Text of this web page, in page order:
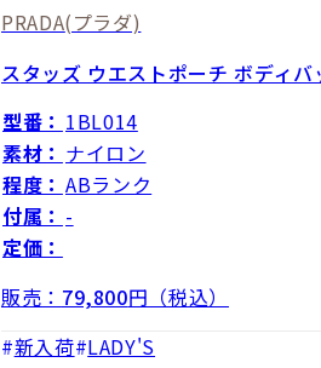
PRADA(プラダ)
スタッズ ウエストポーチ ボディバ
型番： 1BL014
素材： ナイロン
程度： ABランク
付属： -
定価：
販売： 79,800円（税込）
新入荷 LADY'S